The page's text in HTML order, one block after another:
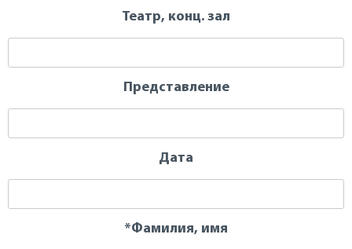
Театр, конц. зал
Представление
Дата
*Фамилия, имя